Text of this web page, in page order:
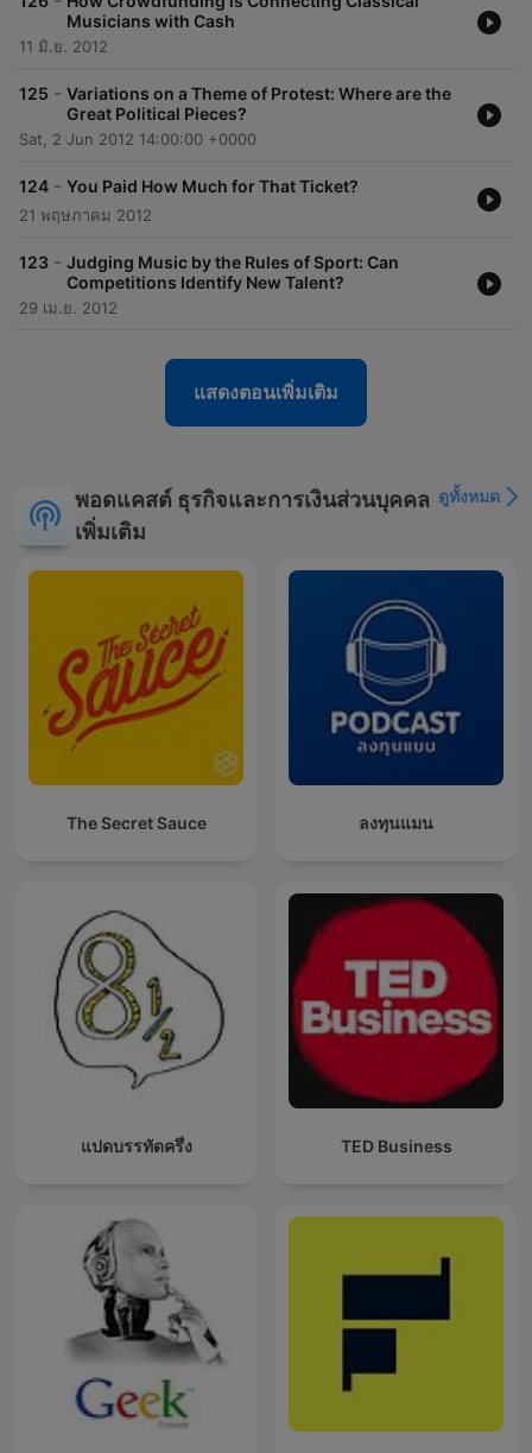
Musicians with Cash
11 มิ.ย. 2012
125 - Variations on a Theme of Protest: Where are the
Great Political Pieces?
Sat, 2 Jun 2012 14:00:00 +0000
124 - You Paid How Much for That Ticket?
21 พฤษภาคม 2012
123 - Judging Music by the Rules of Sport: Can
Competitions Identify New Talent?
29 เม.ย. 2012
แสดงตอนเพิ่มเติม
พอดแคสต์ ธุรกิจและการเงินส่วนบุคคล
เพิ่มเติม
ดูทั้งหมด
The Secret Sauce ลงทุนแมน
แปดบรรทัดครึ่ง TED Business